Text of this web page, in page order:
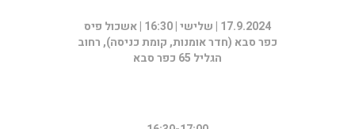
17.9.2024 | שלישי | 16:30 | אשכול פיס
כפר סבא (חדר אומנות, קומת כניסה), רחוב
הגליל 65 כפר סבא